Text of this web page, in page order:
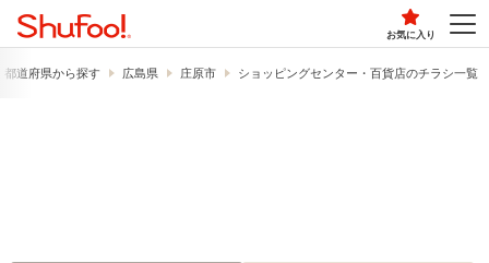
お気に入り
都道府県から探す 広島県 庄原市 ショッピングセンター・百貨店のチラシ一覧